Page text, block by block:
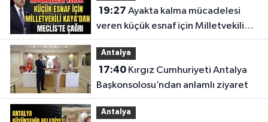
19:27
veren küçük esnaf için Milletvekili
Kaya'dan Meclis'te çağrı
Antalya
17:40Kırgız Cumhuriyeti Antalya
Başkonsolosu’ndan anlamlı ziyaret
Antalya